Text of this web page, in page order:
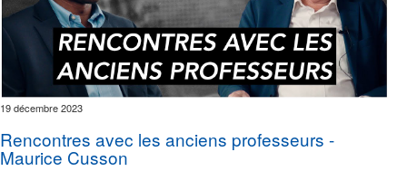
19 décembre 2023
Rencontres avec les anciens professeurs -
Maurice Cusson